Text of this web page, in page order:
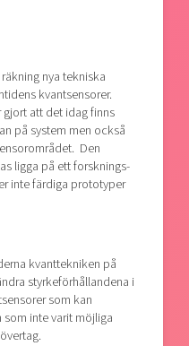
nya tekniska
kvantsensorer.
att det idag finns
på system men också
Den
ligga på ett forsknings-
inte färdiga prototyper
kvanttekniken på
styrkeförhållandena i
som kan
inte varit möjliga